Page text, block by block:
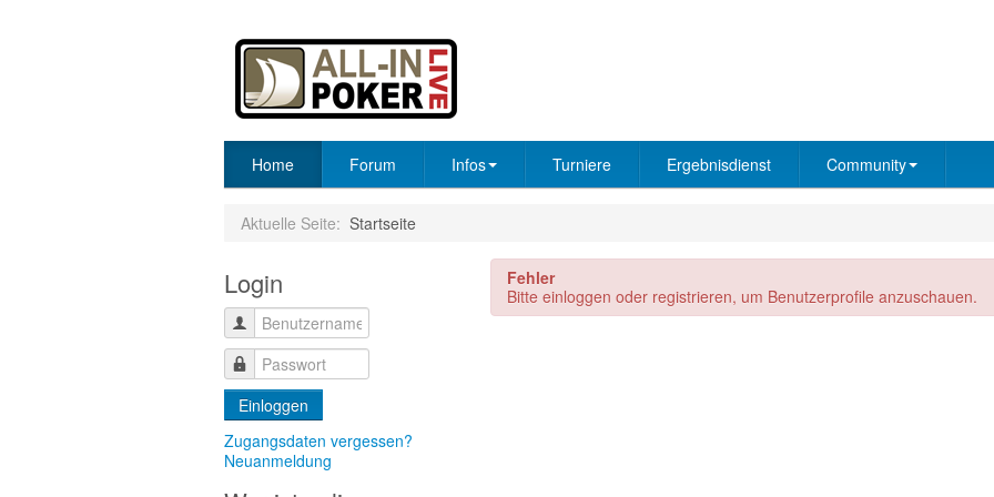
Home Forum Infos Turniere Ergebnisdienst Community
Aktuelle Seite: Startseite
Login
Einloggen
Zugangsdaten vergessen?
Neuanmeldung
Fehler
Bitte einloggen oder registrieren, um Benutzerprofile anzuschauen.